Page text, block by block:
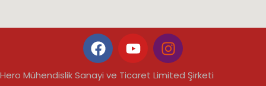
Hero Mühendislik Sanayi ve Ticaret Limited Şirketi